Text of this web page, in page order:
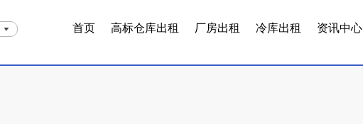
首页 高标仓库出租 厂房出租 冷库出租 资讯中心